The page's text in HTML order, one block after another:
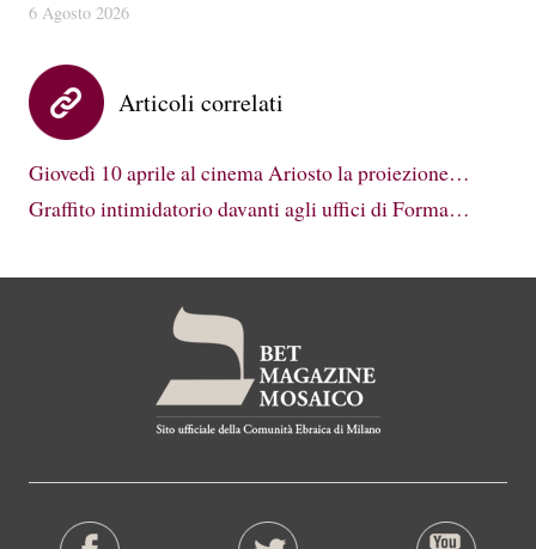
6 Agosto 2026
Articoli correlati
Giovedì 10 aprile al cinema Ariosto la proiezione…
Graffito intimidatorio davanti agli uffici di Forma…